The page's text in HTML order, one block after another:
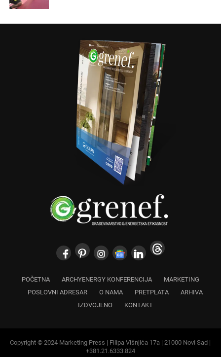
POČETNA ARCHYENERGY KONFERENCIJA
MARKETING
POSLOVNI ADRESAR
O NAMA PRETPLATA
ARHIVA
IZDVOJENO
KONTAKT
Copyright © 2024 Marketing Press | Filipa Višnjića 17a | 21000 Novi Sad |
+381.21.6333.824